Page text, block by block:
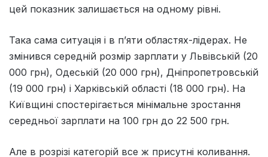
цей показник залишається на одному рівні.
Така сама ситуація і в пʼяти областях-лідерах. Не
змінився середній розмір зарплати у Львівській (20
000 грн), Одеській (20 000 грн), Дніпропетровській
(19 000 грн) і Харківській області (18 000 грн). На
Київщині спостерігається мінімальне зростання
середньої зарплати на 100 грн до 22 500 грн.
Але в розрізі категорій все ж присутні коливання.